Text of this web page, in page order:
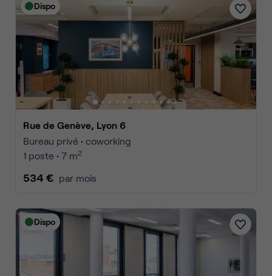
Dispo
Rue de Genève, Lyon 6
Bureau privé • coworking
1 poste • 7 m2
534 € par mois
Dispo